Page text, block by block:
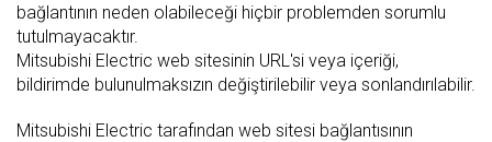
bağlantının neden olabileceği hiçbir problemden sorumlu
tutulmayacaktır.
Mitsubishi Electric web sitesinin URL'si veya içeriği,
bildirimde bulunulmaksızın değiştirilebilir veya sonlandırılabilir.
Mitsubishi Electric tarafından web sitesi bağlantısının